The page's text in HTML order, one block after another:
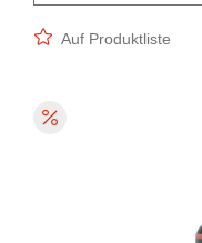
Auf Produktliste